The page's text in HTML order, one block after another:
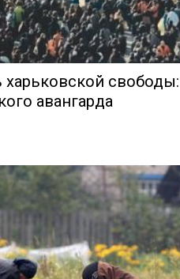
авангарда